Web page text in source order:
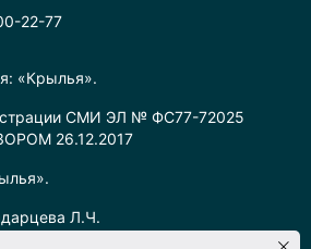
«Крылья».
СМИ ЭЛ № ФС77-72025
26.12.2017
Л.Ч.
22-77